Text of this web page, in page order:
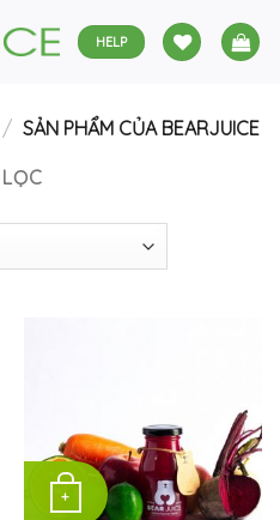
HELP
/ SẢN PHẨM CỦA BEARJUICE
LỌC
+